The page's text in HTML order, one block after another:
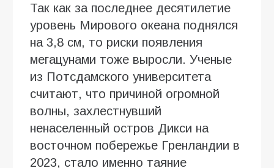
Так как за последнее десятилетие
уровень Мирового океана поднялся
на 3,8 см, то риски появления
мегацунами тоже выросли. Ученые
из Потсдамского университета
считают, что причиной огромной
волны, захлестнувший
ненаселенный остров Дикси на
восточном побережье Гренландии в
2023, стало именно таяние